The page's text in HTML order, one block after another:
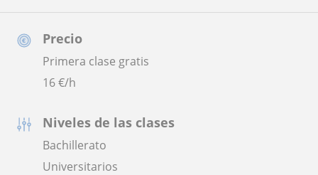
Precio
Primera clase gratis
16€/h
Niveles de las clases
Bachillerato
Universitarios